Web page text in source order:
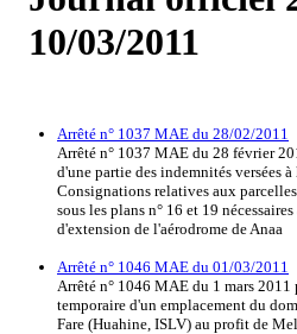
10/03/2011
Arrêté n° 1037 MAE du 28/02/2011
Arrêté n° 1037 MAE du 28 février
d'une partie des indemnités versées
Consignations relatives aux
sous les plans n° 16 et 19
d'extension de l'aérodrome de Anaa
Arrêté n° 1046 MAE du 01/03/2011
Arrêté n° 1046 MAE du 1 mars
temporaire d'un emplacement du
Fare (Huahine, ISLV) au profit de